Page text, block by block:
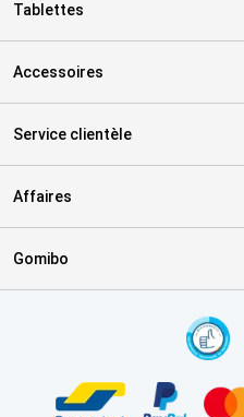
Tablettes
Accessoires
Service clientèle
Affaires
Gomibo